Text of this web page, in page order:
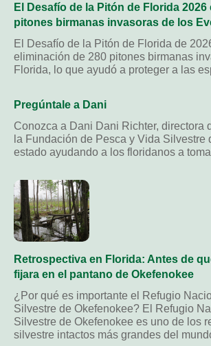
El Desafío de la Pitón de Florida 2026
pitones birmanas invasoras de los
El Desafío de la Pitón de Florida de
eliminación de 280 pitones birmanas
Florida, lo que ayudó a proteger a las
Pregúntale a Dani
Conozca a Dani Dani Richter, directora
la Fundación de Pesca y Vida Silvestre
estado ayudando a los floridanos a
Retrospectiva en Florida: Antes de
fijara en el pantano de Okefenokee
¿Por qué es importante el Refugio
Silvestre de Okefenokee? El Refugio
Silvestre de Okefenokee es uno de los
silvestre intactos más grandes del